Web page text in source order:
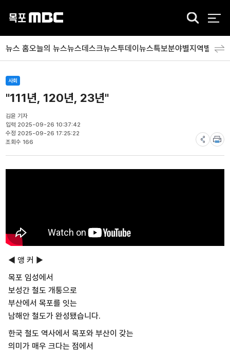
검
뉴스 홈오늘의 뉴스뉴스데스크뉴스투데이뉴스특보분야별지역별 뉴스
사회
"111년, 120년, 23년"
김윤 기자
입력 2025-09-26 10:37:42
수정 2025-09-26 17:25:22
조회수 166
◀ 앵 커 ▶
목포 임성에서
보성간 철도 개통으로
부산에서 목포를 잇는
남해안 철도가 완성됐습니다.
한국 철도 역사에서 목포와 부산이 갖는
의미가 매우 크다는 점에서